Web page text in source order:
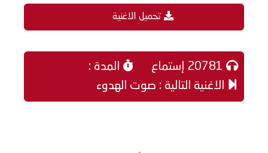
تحميل الاغنية
المدة :
الاغنية التالية : صوت الهدوء